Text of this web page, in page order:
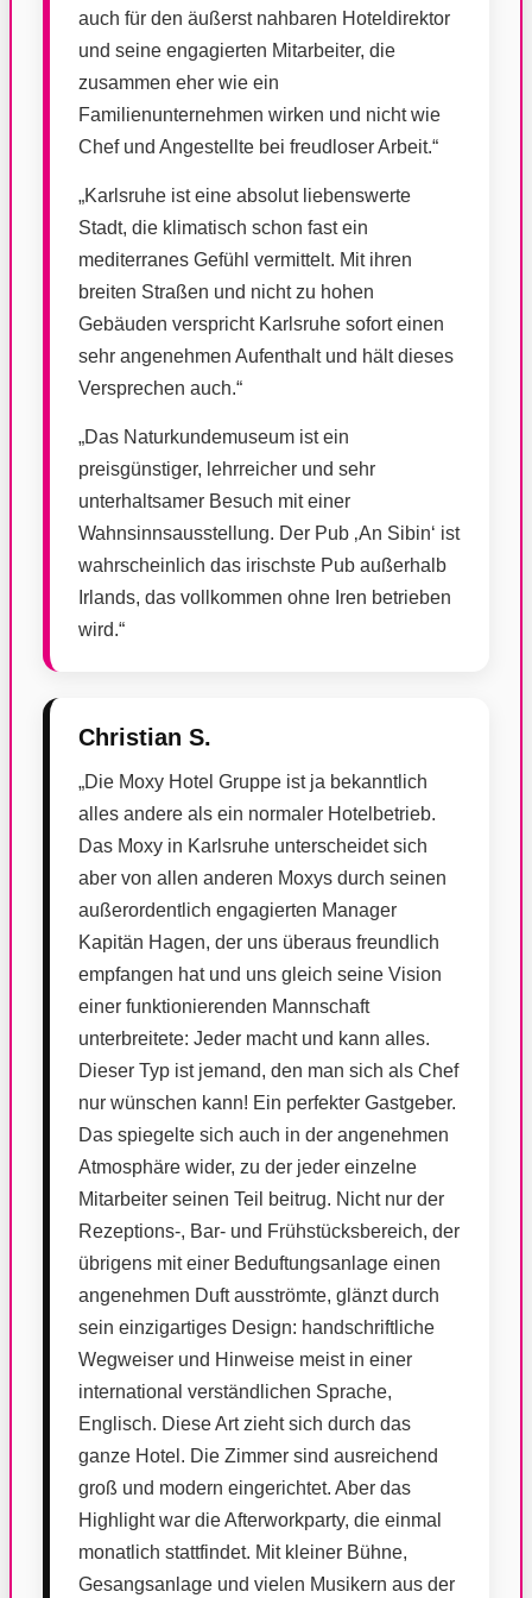
auch für den äußerst nahbaren Hoteldirektor
und seine engagierten Mitarbeiter, die
zusammen eher wie ein
Familienunternehmen wirken und nicht wie
Chef und Angestellte bei freudloser Arbeit.“
„Karlsruhe ist eine absolut liebenswerte
Stadt, die klimatisch schon fast ein
mediterranes Gefühl vermittelt. Mit ihren
breiten Straßen und nicht zu hohen
Gebäuden verspricht Karlsruhe sofort einen
sehr angenehmen Aufenthalt und hält dieses
Versprechen auch.“
„Das Naturkundemuseum ist ein
preisgünstiger, lehrreicher und sehr
unterhaltsamer Besuch mit einer
Wahnsinnsausstellung. Der Pub ‚An Sibin‘ ist
wahrscheinlich das irischste Pub außerhalb
Irlands, das vollkommen ohne Iren betrieben
wird.“
Christian S.
„Die Moxy Hotel Gruppe ist ja bekanntlich
alles andere als ein normaler Hotelbetrieb.
Das Moxy in Karlsruhe unterscheidet sich
aber von allen anderen Moxys durch seinen
außerordentlich engagierten Manager
Kapitän Hagen, der uns überaus freundlich
empfangen hat und uns gleich seine Vision
einer funktionierenden Mannschaft
unterbreitete: Jeder macht und kann alles.
Dieser Typ ist jemand, den man sich als Chef
nur wünschen kann! Ein perfekter Gastgeber.
Das spiegelte sich auch in der angenehmen
Atmosphäre wider, zu der jeder einzelne
Mitarbeiter seinen Teil beitrug. Nicht nur der
Rezeptions-, Bar- und Frühstücksbereich, der
übrigens mit einer Beduftungsanlage einen
angenehmen Duft ausströmte, glänzt durch
sein einzigartiges Design: handschriftliche
Wegweiser und Hinweise meist in einer
international verständlichen Sprache,
Englisch. Diese Art zieht sich durch das
ganze Hotel. Die Zimmer sind ausreichend
groß und modern eingerichtet. Aber das
Highlight war die Afterworkparty, die einmal
monatlich stattfindet. Mit kleiner Bühne,
Gesangsanlage und vielen Musikern aus der